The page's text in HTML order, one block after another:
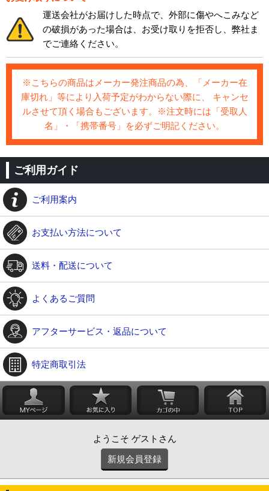
運送会社がお届けした時点で、外部に傷やへこみなど
の破損があった場合は、お受け取りを拒否し、弊社ま
でご連絡ください。
※こちらの商品はメーカー発注商品の為、「メーカー在
庫切れ」等により入荷予定がわからない際に、 キャンセ
ルさせて頂く場合もございます。※注文時には「受取人
名」・「携帯番号」を必ずご明記ください。
ご利用ガイド
ご利用案内
お支払い方法について
送料・配送について
よくあるご質問
アフターサービス・返品について
特定商取引法
ようこそ ゲストさん
新規会員登録